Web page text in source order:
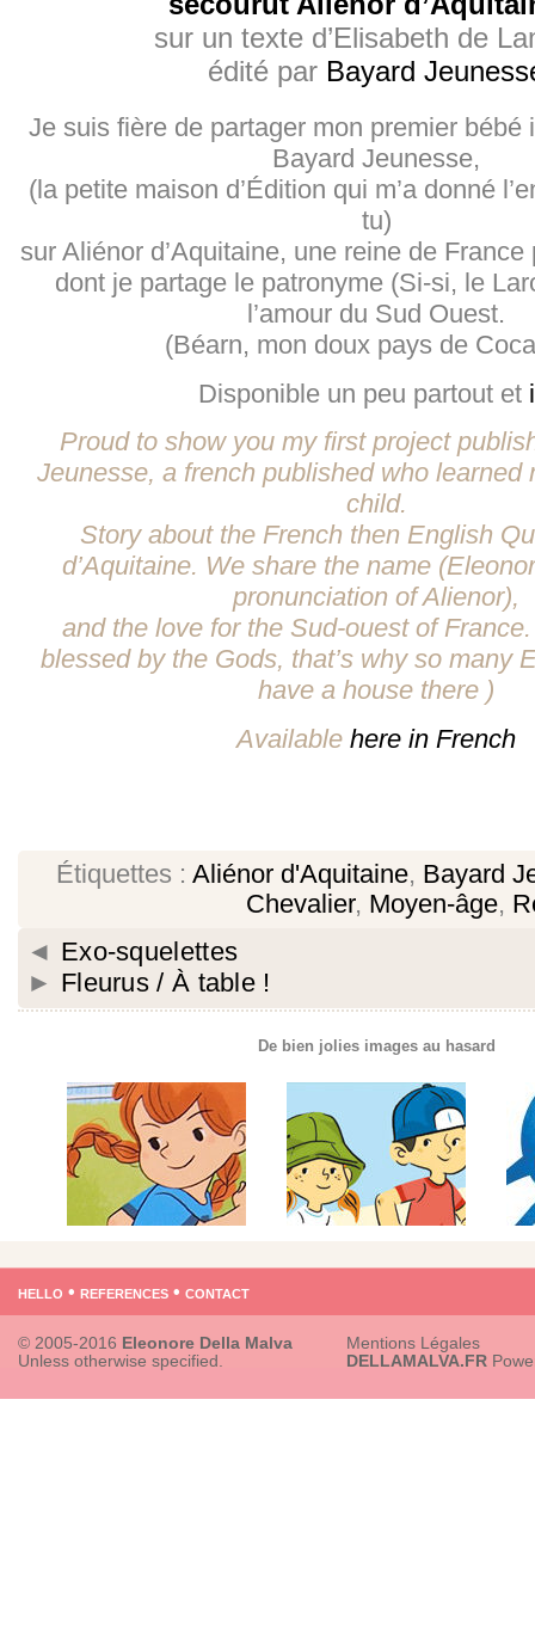
sur un texte d’Elisabeth de
édité par Bayard
Je suis fière de partager mon premier bébé
Bayard Jeunesse,
(la petite maison d’Édition qui m’a donné
tu)
sur Aliénor d’Aquitaine, une reine de France
dont je partage le patronyme (Si-si, le
l’amour du Sud Ouest.
(Béarn, mon doux pays de
Disponible un peu partout et
Proud to show you my first project
Jeunesse, a french published who learned
child.
Story about the French then English
d’Aquitaine. We share the name
pronunciation of Alienor),
and the love for the Sud-ouest of
blessed by the Gods, that’s why so many
have a house there )
Available here in French
Étiquettes : Aliénor d'Aquitaine, Bayard
Chevalier, Moyen-âge,
◄ Exo-squelettes
► Fleurus / À table !
De bien jolies images au hasard
hello • references • contact
© 2005-2016 Eleonore Della Malva
Unless otherwise specified.
Mentions Légales
DELLAMALVA.FR